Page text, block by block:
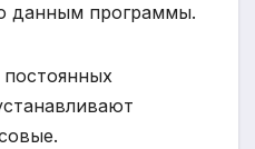
данным программы.